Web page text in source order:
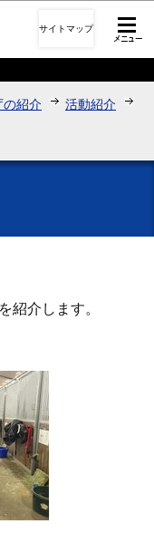
動
サイトマップ
の紹介 活動紹介
紹介します。